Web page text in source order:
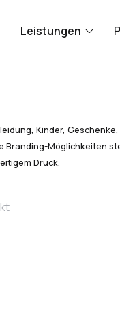
Leistungen
Kinder,
Möglichkeiten
Druck.